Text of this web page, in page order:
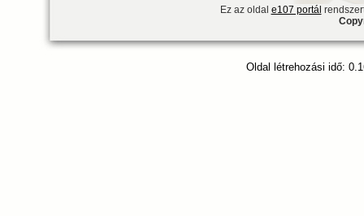
Ez az oldal e107 portál
Oldal létrehozási idő: